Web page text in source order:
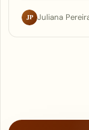
JP Juliana